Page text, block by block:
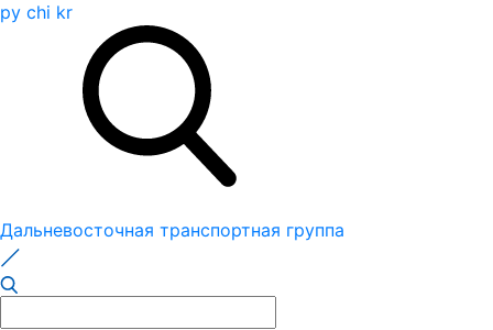
ру chi kr
Дальневосточная транспортная группа